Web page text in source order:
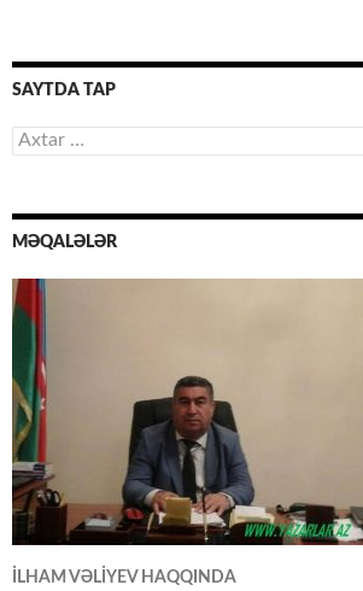
SAYTDA TAP
Axtarış:
MƏQALƏLƏR
İLHAM VƏLİYEV HAQQINDA